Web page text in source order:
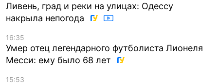
Ливень, град и реки на улицах: Одессу
накрыла непогода
16:35
Умер отец легендарного футболиста Лионеля
Месси: ему было 68 лет
15:53